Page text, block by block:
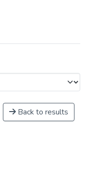
Back to results